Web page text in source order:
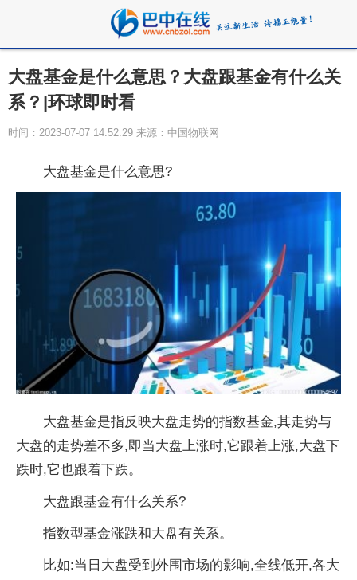
大盘基金是什么意思？大盘跟基金有什么关
系？|环球即时看
时间：2023-07-07 14:52:29 来源：中国物联网
大盘基金是什么意思?
大盘基金是指反映大盘走势的指数基金,其走势与
大盘的走势差不多,即当大盘上涨时,它跟着上涨,大盘下
跌时,它也跟着下跌。
大盘跟基金有什么关系?
指数型基金涨跌和大盘有关系。
比如:当日大盘受到外围市场的影响,全线低开,各大